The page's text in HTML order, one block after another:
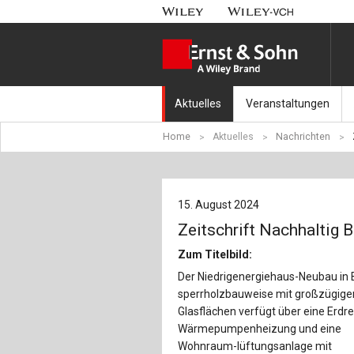
Aktuelles
Nachrichten
Aktuell erschienen
Erscheint in Kürze
Veranstaltungen
Münchener
Fachkonferenz
Symposium
Beton-Kalender-Tag
Home Aktuelles Nachrichten
15. August 2024
Zeitschrift Nachhaltig
Zum Titelbild:
Der Niedrigenergiehaus-Neubau in
sperrholzbauweise mit
Glasflächen verfügt über eine
Wärmepumpenheizung und eine
Wohnraum-lüftungsanlage mit